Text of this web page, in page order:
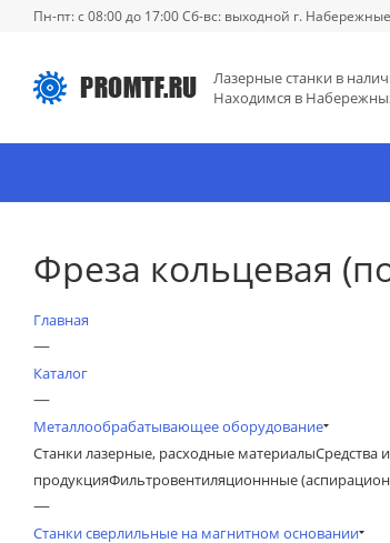
Пн-пт: с 08:00 до 17:00 Сб-вс: выходной г.
Лазерные станки в
Находимся в
Фреза кольцевая
Главная
—
Каталог
—
Металлообрабатывающее оборудование
Станки лазерные, расходные материалыСредства
продукцияФильтровентиляционнные
—
Станки сверлильные на магнитном основании